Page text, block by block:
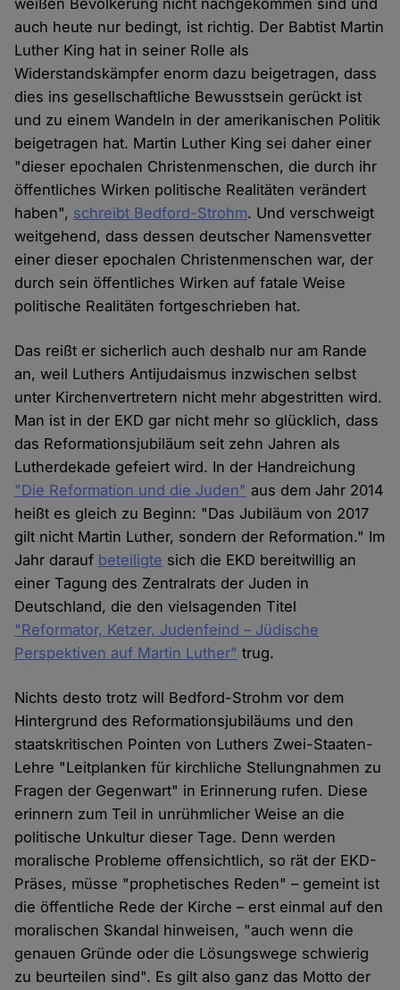
weißen Bevölkerung nicht nachgekommen sind und
auch heute nur bedingt, ist richtig. Der Babtist Martin
Luther King hat in seiner Rolle als
Widerstandskämpfer enorm dazu beigetragen, dass
dies ins gesellschaftliche Bewusstsein gerückt ist
und zu einem Wandeln in der amerikanischen Politik
beigetragen hat. Martin Luther King sei daher einer
"dieser epochalen Christenmenschen, die durch ihr
öffentliches Wirken politische Realitäten verändert
haben", schreibt Bedford-Strohm. Und verschweigt
weitgehend, dass dessen deutscher Namensvetter
einer dieser epochalen Christenmenschen war, der
durch sein öffentliches Wirken auf fatale Weise
politische Realitäten fortgeschrieben hat.
Das reißt er sicherlich auch deshalb nur am Rande
an, weil Luthers Antijudaismus inzwischen selbst
unter Kirchenvertretern nicht mehr abgestritten wird.
Man ist in der EKD gar nicht mehr so glücklich, dass
das Reformationsjubiläum seit zehn Jahren als
Lutherdekade gefeiert wird. In der Handreichung
"Die Reformation und die Juden" aus dem Jahr 2014
heißt es gleich zu Beginn: "Das Jubiläum von 2017
gilt nicht Martin Luther, sondern der Reformation." Im
Jahr darauf beteiligte sich die EKD bereitwillig an
einer Tagung des Zentralrats der Juden in
Deutschland, die den vielsagenden Titel
"Reformator, Ketzer, Judenfeind – Jüdische
Perspektiven auf Martin Luther" trug.
Nichts desto trotz will Bedford-Strohm vor dem
Hintergrund des Reformationsjubiläums und den
staatskritischen Pointen von Luthers Zwei-Staaten-
Lehre "Leitplanken für kirchliche Stellungnahmen zu
Fragen der Gegenwart" in Erinnerung rufen. Diese
erinnern zum Teil in unrühmlicher Weise an die
politische Unkultur dieser Tage. Denn werden
moralische Probleme offensichtlich, so rät der EKD-
Präses, müsse "prophetisches Reden" – gemeint ist
die öffentliche Rede der Kirche – erst einmal auf den
moralischen Skandal hinweisen, "auch wenn die
genauen Gründe oder die Lösungswege schwierig
zu beurteilen sind". Es gilt also ganz das Motto der